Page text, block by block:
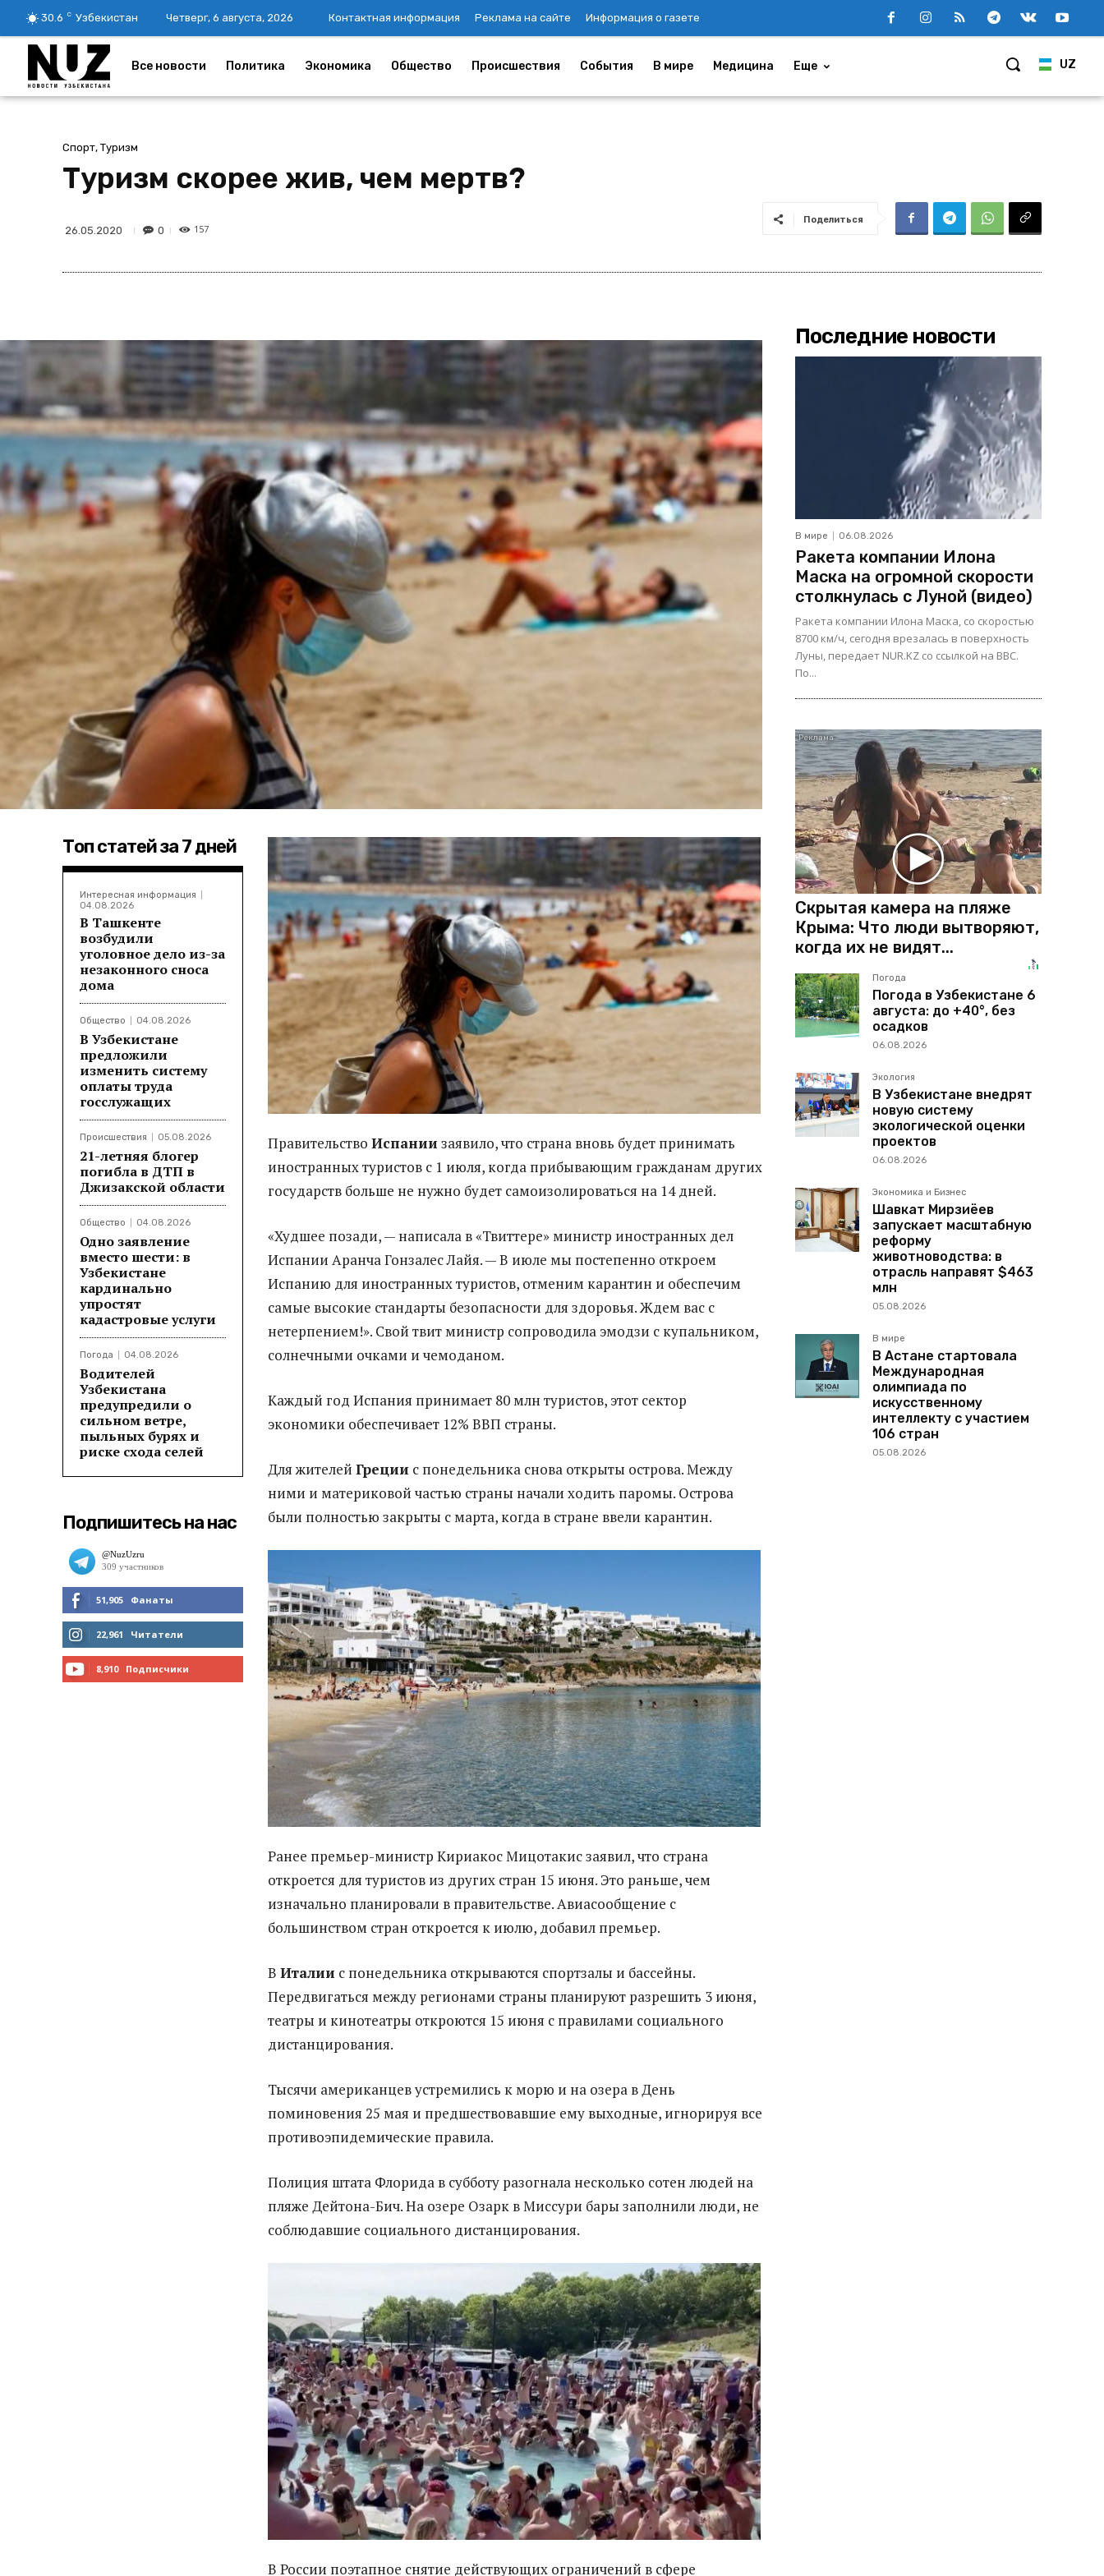
30.6 C Узбекистан Четверг, 6 августа, 2026 Контактная информация Реклама на сайте Информация о газете
UZ
Все новости Политика Экономика Общество Происшествия События В мире Медицина Еще
Спорт, Туризм
Туризм скорее жив, чем мертв?
26.05.2020 0 157
Поделиться
Топ статей за 7 дней
Интересная информация
04.08.2026
В Ташкенте
возбудили
уголовное дело из-за
незаконного сноса
дома
Общество 04.08.2026
В Узбекистане
предложили
изменить систему
оплаты труда
госслужащих
Происшествия 05.08.2026
21-летняя блогер
погибла в ДТП в
Джизакской области
Общество 04.08.2026
Одно заявление
вместо шести: в
Узбекистане
кардинально
упростят
кадастровые услуги
Погода 04.08.2026
Водителей
Узбекистана
предупредили о
сильном ветре,
пыльных бурях и
риске схода селей
Подпишитесь на нас
51,905 Фанаты
МНЕ НРАВИТСЯ
22,961 Читатели
8,910 Подписчики
Правительство Испании заявило, что страна вновь будет принимать
иностранных туристов с 1 июля, когда прибывающим гражданам других
государств больше не нужно будет самоизолироваться на 14 дней.
«Худшее позади, — написала в «Твиттере» министр иностранных дел
Испании Аранча Гонзалес Лайя. — В июле мы постепенно откроем
Испанию для иностранных туристов, отменим карантин и обеспечим
самые высокие стандарты безопасности для здоровья. Ждем вас с
нетерпением!». Свой твит министр сопроводила эмодзи с купальником,
солнечными очками и чемоданом.
Каждый год Испания принимает 80 млн туристов, этот сектор
экономики обеспечивает 12% ВВП страны.
Для жителей Греции с понедельника снова открыты острова. Между
ними и материковой частью страны начали ходить паромы. Острова
были полностью закрыты с марта, когда в стране ввели карантин.
Ранее премьер-министр Кириакос Мицотакис заявил, что страна
откроется для туристов из других стран 15 июня. Это раньше, чем
изначально планировали в правительстве. Авиасообщение с
большинством стран откроется к июлю, добавил премьер.
В Италии с понедельника открываются спортзалы и бассейны.
Передвигаться между регионами страны планируют разрешить 3 июня,
театры и кинотеатры откроются 15 июня с правилами социального
дистанцирования.
Тысячи американцев устремились к морю и на озера в День
поминовения 25 мая и предшествовавшие ему выходные, игнорируя все
противоэпидемические правила.
Полиция штата Флорида в субботу разогнала несколько сотен людей на
пляже Дейтона-Бич. На озере Озарк в Миссури бары заполнили люди, не
соблюдавшие социального дистанцирования.
В России поэтапное снятие действующих ограничений в сфере
Последние новости
В мире 06.08.2026
Ракета компании Илона
Маска на огромной скорости
столкнулась с Луной (видео)
Ракета компании Илона Маска, со скоростью
8700 км/ч, сегодня врезалась в поверхность
Луны, передает NUR.KZ со ссылкой на BBC.
По...
Скрытая камера на пляже
Крыма: Что люди вытворяют,
когда их не видят...
Погода
Погода в Узбекистане 6
августа: до +40°, без
осадков
06.08.2026
Экология
В Узбекистане внедрят
новую систему
экологической оценки
проектов
06.08.2026
Экономика и Бизнес
Шавкат Мирзиёев
запускает масштабную
реформу
животноводства: в
отрасль направят $463
млн
05.08.2026
В мире
В Астане стартовала
Международная
олимпиада по
искусственному
интеллекту с участием
106 стран
05.08.2026